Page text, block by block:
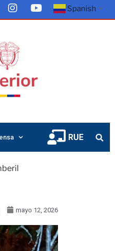
Spanish ▼
RUE
mayo 12, 2026